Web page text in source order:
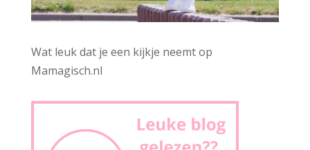
Wat leuk dat je een kijkje neemt op
Mamagisch.nl